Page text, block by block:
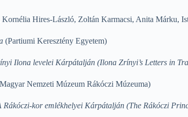
Hires-László, Zoltán Karmacsi, Anita Márku,
(Partiumi Keresztény Egyetem)
Ilona levelei Kárpátalján (Ilona Zrínyi’s Letters in
Nemzeti Múzeum Rákóczi Múzeuma)
Rákóczi-kor emlékhelyei Kárpátalján (The Rákóczi